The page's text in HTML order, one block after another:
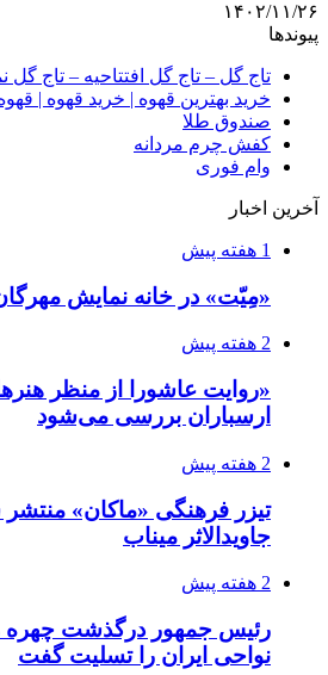
۱۴۰۲/۱۱/۲۶
پیوندها
تاج گل – تاج گل افتتاحیه – تاج گل
خرید بهترین قهوه | خرید قهوه |
صندوق طلا
کفش چرم مردانه
وام فوری
آخرین اخبار
1 هفته پیش
«مِیّت» در خانه نمایش
2 هفته پیش
«روایت عاشورا از منظر
ارسباران بررسی می‌شود
2 هفته پیش
تیزر فرهنگی «ماکان» منتشر
جاویدالاثر میناب
2 هفته پیش
رئیس جمهور درگذشت چهره
نواحی ایران را تسلیت گفت